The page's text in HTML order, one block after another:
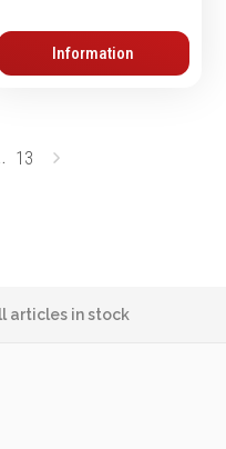
Information
13
articles in stock